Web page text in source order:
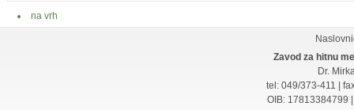
na vrh
Zavod za hitnu
Dr.
tel: 049/373-411 |
OIB: 17813384799